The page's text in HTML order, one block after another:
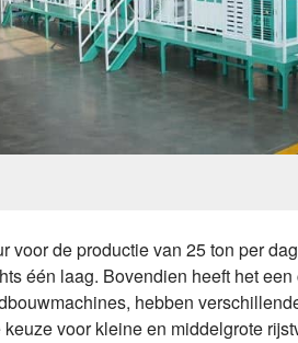
voor de productie van 25 ton per
één laag. Bovendien heeft het
hebben
voor kleine en middelgrote